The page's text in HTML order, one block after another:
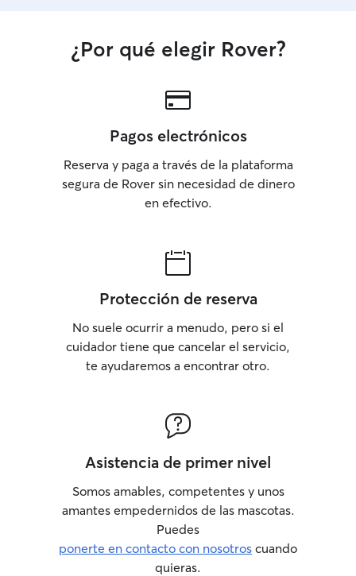
¿Por qué elegir Rover?
Pagos electrónicos
Reserva y paga a través de la plataforma
segura de Rover sin necesidad de dinero
en efectivo.
Protección de reserva
No suele ocurrir a menudo, pero si el
cuidador tiene que cancelar el servicio,
te ayudaremos a encontrar otro.
Asistencia de primer nivel
Somos amables, competentes y unos
amantes empedernidos de las mascotas.
Puedes
ponerte en contacto con nosotros cuando
quieras.